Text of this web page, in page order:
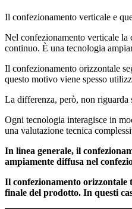
Il confezionamento verticale e
Nel confezionamento verticale la
continuo. È una tecnologia
Il confezionamento orizzontale
questo motivo viene spesso
La differenza, però, non riguarda
Ogni tecnologia interagisce in
una valutazione tecnica
In linea generale, il
ampiamente diffusa nel
Il confezionamento orizzontale
finale del prodotto. In questi